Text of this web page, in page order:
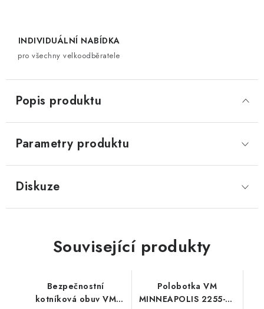
INDIVIDUÁLNÍ NABÍDKA
pro všechny velkoodběratele
Popis produktu
Parametry produktu
Diskuze
Související produkty
Bezpečnostní
kotníková obuv VM
Polobotka VM
MINNEAPOLIS 2255-S3